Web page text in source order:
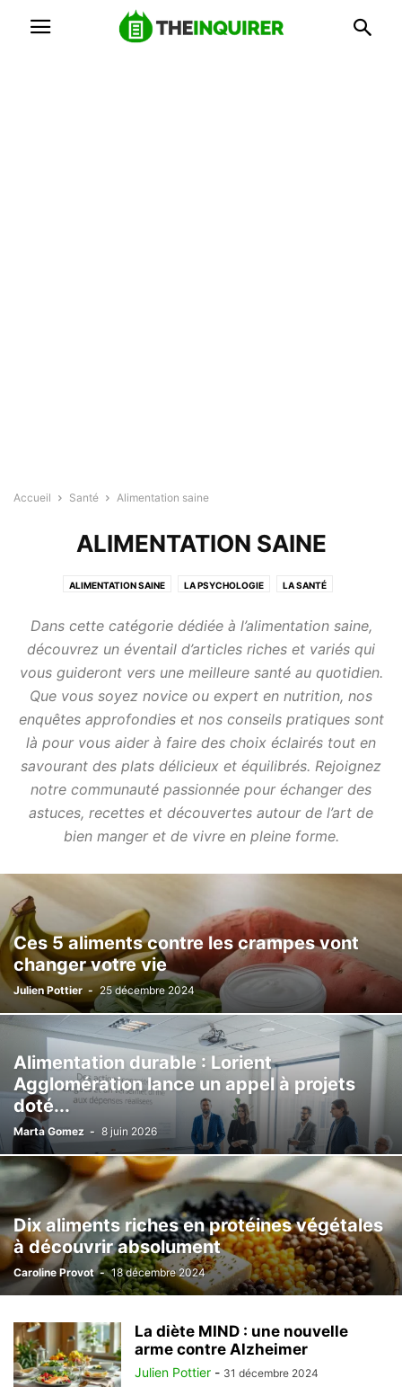
Accueil Santé Alimentation saine
ALIMENTATION SAINE
ALIMENTATION SAINE LA PSYCHOLOGIE LA SANTÉ
Dans cette catégorie dédiée à l’alimentation saine,
découvrez un éventail d’articles riches et variés qui
vous guideront vers une meilleure santé au quotidien.
Que vous soyez novice ou expert en nutrition, nos
enquêtes approfondies et nos conseils pratiques sont
là pour vous aider à faire des choix éclairés tout en
savourant des plats délicieux et équilibrés. Rejoignez
notre communauté passionnée pour échanger des
astuces, recettes et découvertes autour de l’art de
bien manger et de vivre en pleine forme.
Ces 5 aliments contre les crampes vont
changer votre vie
Julien Pottier - 25 décembre 2024
Alimentation durable : Lorient
Agglomération lance un appel à projets
doté...
Marta Gomez - 8 juin 2026
Dix aliments riches en protéines végétales
à découvrir absolument
Caroline Provot - 18 décembre 2024
La diète MIND : une nouvelle
arme contre Alzheimer
Julien Pottier - 31 décembre 2024